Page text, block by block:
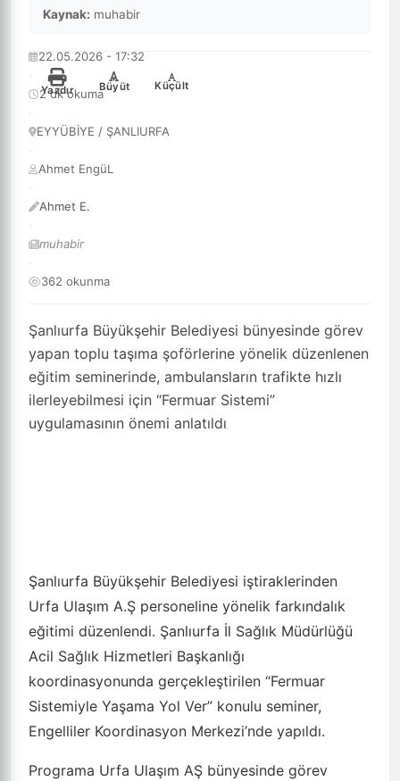
Şanlıurfa Büyükşehir Belediyesi bünyesinde görev
yapan toplu taşıma şoförlerine yönelik düzenlenen
eğitim seminerinde, ambulansların trafikte hızlı
ilerleyebilmesi için “Fermuar Sistemi”
uygulamasının önemi anlatıldı
22.05.2026 - 17:32
·
2 dk okuma
·
EYYÜBİYE / ŞANLIURFA
·
Ahmet EngüL
·
Ahmet E.
·
muhabir
·
362 okunma
Yazdır
+
Büyüt
-
Küçült
Şanlıurfa Büyükşehir Belediyesi iştiraklerinden
Urfa Ulaşım A.Ş personeline yönelik farkındalık
eğitimi düzenlendi. Şanlıurfa İl Sağlık Müdürlüğü
Acil Sağlık Hizmetleri Başkanlığı
koordinasyonunda gerçekleştirilen “Fermuar
Sistemiyle Yaşama Yol Ver” konulu seminer,
Engelliler Koordinasyon Merkezi’nde yapıldı.
Programa Urfa Ulaşım AŞ bünyesinde görev
Kaynak: muhabir